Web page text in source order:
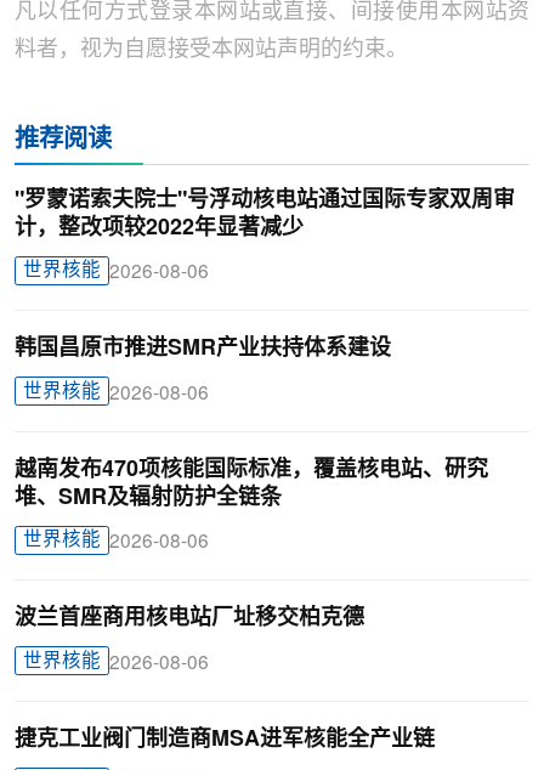
凡以任何方式登录本网站或直接、间接使用本网站资
料者，视为自愿接受本网站声明的约束。
推荐阅读
"罗蒙诺索夫院士"号浮动核电站通过国际专家双周审
计，整改项较2022年显著减少
世界核能 2026-08-06
韩国昌原市推进SMR产业扶持体系建设
世界核能 2026-08-06
越南发布470项核能国际标准，覆盖核电站、研究
堆、SMR及辐射防护全链条
世界核能 2026-08-06
波兰首座商用核电站厂址移交柏克德
世界核能 2026-08-06
捷克工业阀门制造商MSA进军核能全产业链